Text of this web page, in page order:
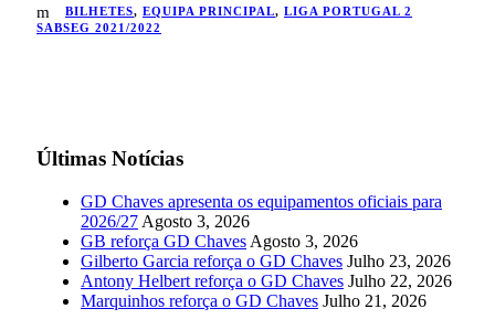
BILHETES, EQUIPA PRINCIPAL, LIGA PORTUGAL 2
SABSEG 2021/2022
Últimas Notícias
GD Chaves apresenta os equipamentos oficiais para
2026/27 Agosto 3, 2026
GB reforça GD Chaves Agosto 3, 2026
Gilberto Garcia reforça o GD Chaves Julho 23, 2026
Antony Helbert reforça o GD Chaves Julho 22, 2026
Marquinhos reforça o GD Chaves Julho 21, 2026